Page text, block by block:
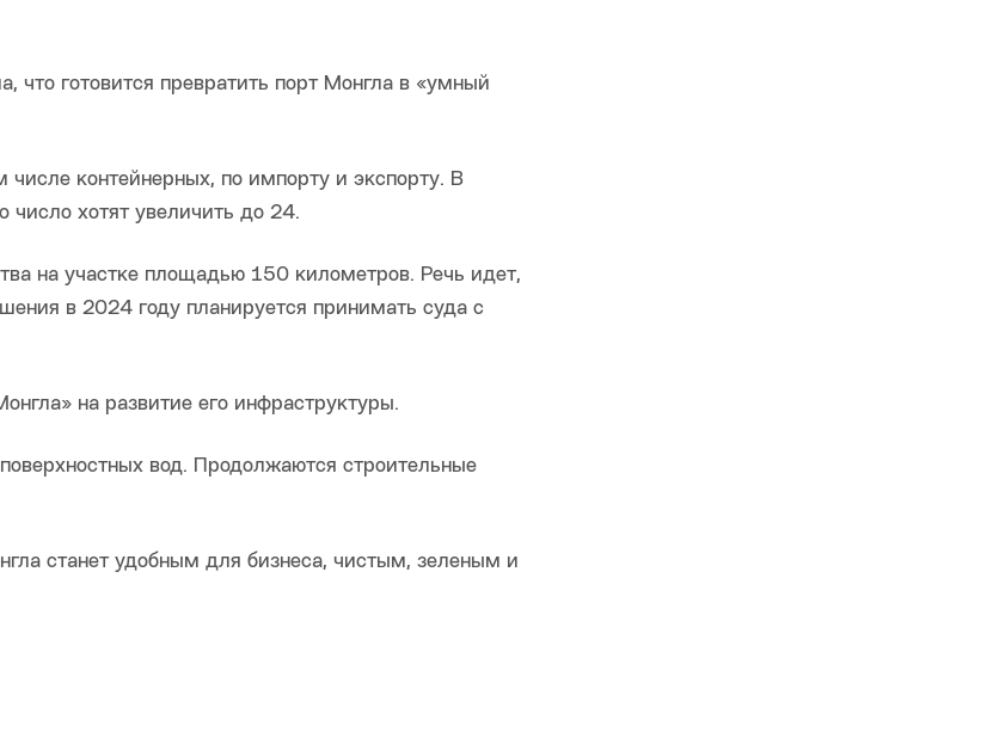
что готовится превратить порт Монгла в «умный
контейнерных, по импорту и экспорту. В
число хотят увеличить до 24.
на участке площадью 150 километров. Речь идет,
в 2024 году планируется принимать суда с
на развитие его инфраструктуры.
вод. Продолжаются строительные
станет удобным для бизнеса, чистым, зеленым и